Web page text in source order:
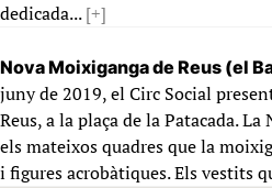
dedicada...[+]
Nova Moixiganga de Reus (el
juny de 2019, el Circ Social
Reus, a la plaça de la Patacada.
els mateixos quadres que la
i figures acrobàtiques. Els vestits